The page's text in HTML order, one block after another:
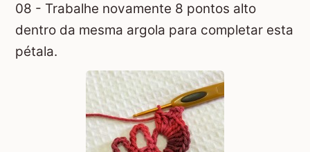
08 - Trabalhe novamente 8 pontos alto
dentro da mesma argola para completar esta
pétala.